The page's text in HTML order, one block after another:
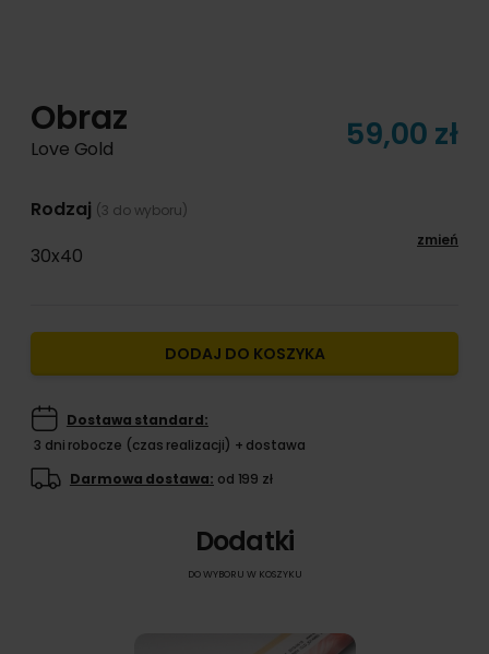
Obraz
Love Gold 59,00 zł
Rodzaj (3 do wyboru)
30x40
zmień
DODAJ DO KOSZYKA
Dostawa standard:
3 dni robocze (czas realizacji) + dostawa
Darmowa dostawa: od 199 zł
Dodatki
DO WYBORU W KOSZYKU